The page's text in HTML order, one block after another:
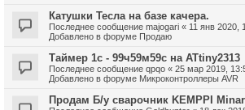
Катушки Тесла на базе качера.
Последнее сообщение majogari « 11 янв 2020,
Добавлено в форуме Продаю
Таймер 1с - 99ч59м59с на ATtiny2313
Последнее сообщение qpqo « 25 мар 2019,
Добавлено в форуме Микроконтроллеры AVR
Продам Б/у сварочник KEMPPI